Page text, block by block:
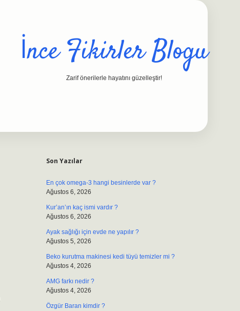
İnce Fikirler Blogu
Zarif önerilerle hayatını güzelleştir!
Son Yazılar
En çok omega-3 hangi besinlerde var ?
Ağustos 6, 2026
Kur’an’ın kaç ismi vardır ?
Ağustos 6, 2026
Ayak sağlığı için evde ne yapılır ?
Ağustos 5, 2026
Beko kurutma makinesi kedi tüyü temizler mi ?
Ağustos 4, 2026
AMG farkı nedir ?
Ağustos 4, 2026
Özgür Baran kimdir ?